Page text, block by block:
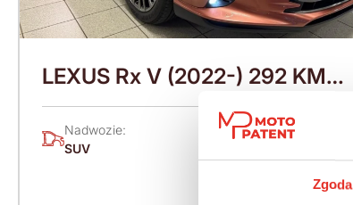
Zgoda
LEXUS Rx V (2022-) 292 KM
(2026)
Nadwozie:
SUV
Rok produkcji: